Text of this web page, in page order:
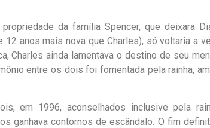
da família Spencer, que deixara
12 anos mais nova que Charles), só voltaria a
Charles ainda lamentava o destino de seu
entre os dois foi fomentada pela rainha,
em 1996, aconselhados inclusive pela
ganhava contornos de escândalo. O fim